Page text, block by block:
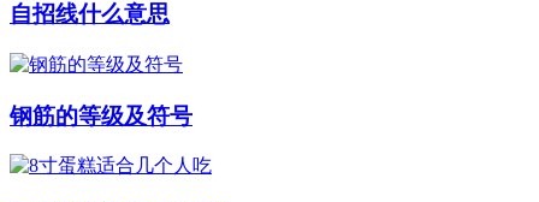
自招线什么意思
钢筋的等级及符号